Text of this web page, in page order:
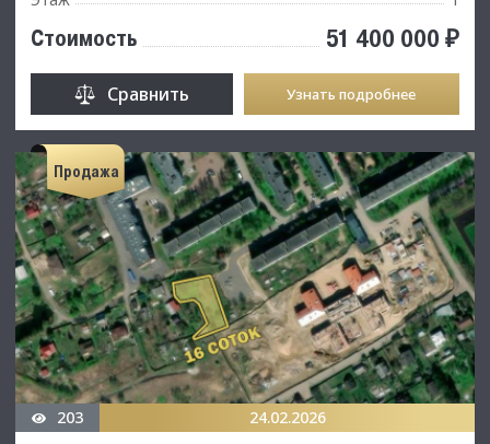
Стоимость 51 400 000 ₽
Сравнить Узнать подробнее
Продажа
203 24.02.2026